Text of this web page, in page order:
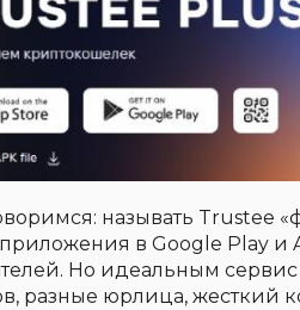
называть Trustee
в Google Play и
Но идеальным
разные юрлица, жесткий